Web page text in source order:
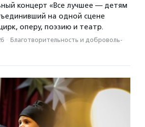
концерт «Все лучшее — детям
на одной сцене
оперу, поэзию и театр.
· Благотвори­тель­ность и доброволь­